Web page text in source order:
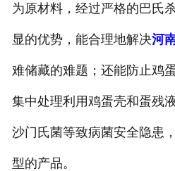
为原材料，经过严格的巴氏
显的优势，能合理地解决河
难储藏的难题；还能防止鸡
集中处理利用鸡蛋壳和蛋残
沙门氏菌等致病菌安全隐患
型的产品。